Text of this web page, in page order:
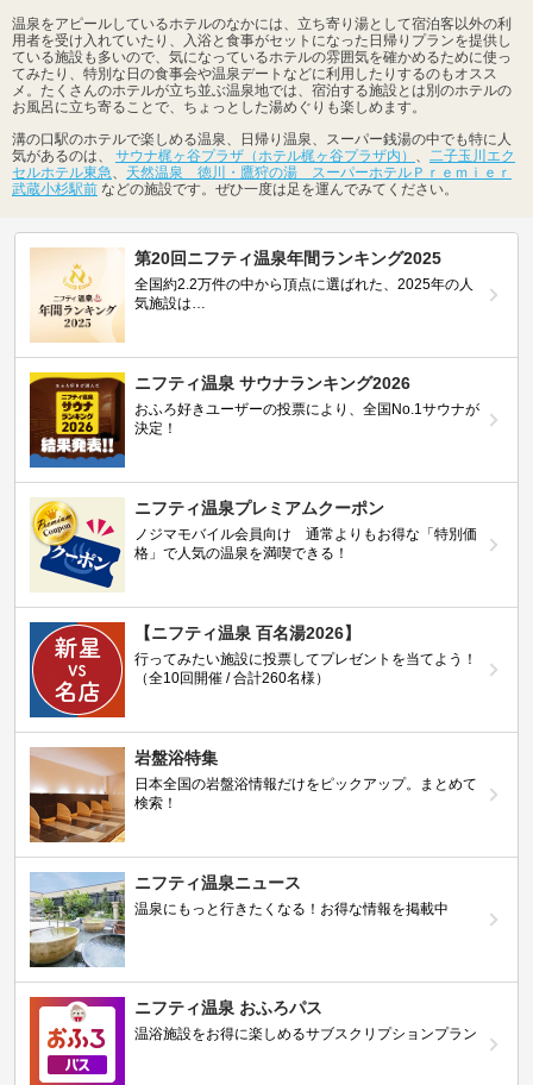
温泉をアピールしているホテルのなかには、立ち寄り湯として宿泊客以外の利
用者を受け入れていたり、入浴と食事がセットになった日帰りプランを提供し
ている施設も多いので、気になっているホテルの雰囲気を確かめるために使っ
てみたり、特別な日の食事会や温泉デートなどに利用したりするのもオスス
メ。たくさんのホテルが立ち並ぶ温泉地では、宿泊する施設とは別のホテルの
お風呂に立ち寄ることで、ちょっとした湯めぐりも楽しめます。
溝の口駅のホテルで楽しめる温泉、日帰り温泉、スーパー銭湯の中でも特に人
気があるのは、 サウナ梶ヶ谷プラザ（ホテル梶ヶ谷プラザ内）
二子玉川エク
セルホテル東急
天然温泉 徳川・鷹狩の湯 スーパーホテルＰｒｅｍｉｅｒ
武蔵小杉駅前 などの施設です。ぜひ一度は足を運んでみてください。
第20回ニフティ温泉年間ランキング2025
全国約2.2万件の中から頂点に選ばれた、2025年の人
気施設は…
ニフティ温泉 サウナランキング2026
おふろ好きユーザーの投票により、全国No.1サウナが
決定！
ニフティ温泉プレミアムクーポン
ノジマモバイル会員向け 通常よりもお得な「特別価
格」で人気の温泉を満喫できる！
【ニフティ温泉 百名湯2026】
行ってみたい施設に投票してプレゼントを当てよう！
（全10回開催 / 合計260名様）
岩盤浴特集
日本全国の岩盤浴情報だけをピックアップ。まとめて
検索！
ニフティ温泉ニュース
温泉にもっと行きたくなる！お得な情報を掲載中
ニフティ温泉 おふろパス
温浴施設をお得に楽しめるサブスクリプションプラン